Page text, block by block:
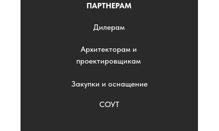
ПАРТНЕРАМ
Архитекторам и
проектировщикам
Дилерам
Закупки и оснащение
СОУТ